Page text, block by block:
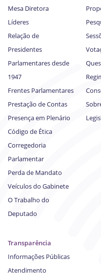
Mesa Diretora
Líderes
Relação de
Presidentes
Parlamentares desde
1947
Frentes Parlamentares
Prestação de Contas
Presença em Plenário
Código de Ética
Corregedoria
Parlamentar
Perda de Mandato
Veículos do Gabinete
O Trabalho do
Deputado
Transparência
Informações Públicas
Atendimento